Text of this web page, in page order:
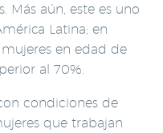
Más aún, este es uno
Latina; en
en edad de
al 70%.
condiciones de
que trabajan